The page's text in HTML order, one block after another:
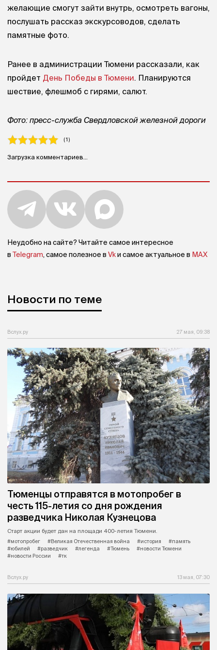
желающие смогут зайти внутрь, осмотреть вагоны,
послушать рассказ экскурсоводов, сделать
памятные фото.
Ранее в администрации Тюмени рассказали, как
пройдет День Победы в Тюмени. Планируются
шествие, флешмоб с гирями, салют.
Фото: пресс-служба Свердловской железной дороги
( 1 )
Загрузка комментариев...
Неудобно на сайте? Читайте самое интересное
в Telegram, самое полезное в Vkи самое актуальное в MAX
Новости по теме
Вслух.ру 27 мая, 09:38
Тюменцы отправятся в мотопробег в
честь 115-летия со дня рождения
разведчика Николая Кузнецова
Старт акции будет дан на площади 400-летия Тюмени.
#мотопробег
#Великая Отечественная война #история
#память
#юбилей
#разведчик #легенда #Тюмень
#новости Тюмени
#новости России
#тк
Вслух.ру 13 мая, 07:30